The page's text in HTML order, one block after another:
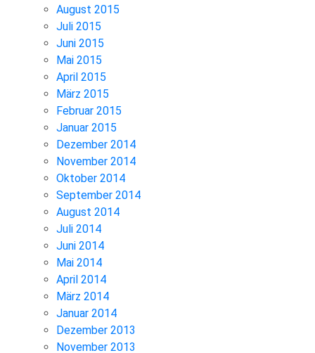
August 2015
Juli 2015
Juni 2015
Mai 2015
April 2015
März 2015
Februar 2015
Januar 2015
Dezember 2014
November 2014
Oktober 2014
September 2014
August 2014
Juli 2014
Juni 2014
Mai 2014
April 2014
März 2014
Januar 2014
Dezember 2013
November 2013